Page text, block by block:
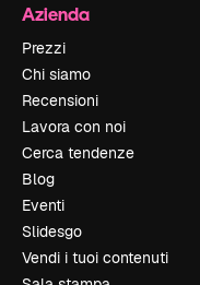
Azienda
Prezzi
Chi siamo
Recensioni
Lavora con noi
Cerca tendenze
Blog
Eventi
Slidesgo
Vendi i tuoi contenuti